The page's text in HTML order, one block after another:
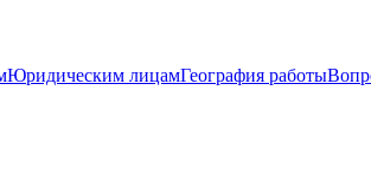
Юридическим лицамГеография работы